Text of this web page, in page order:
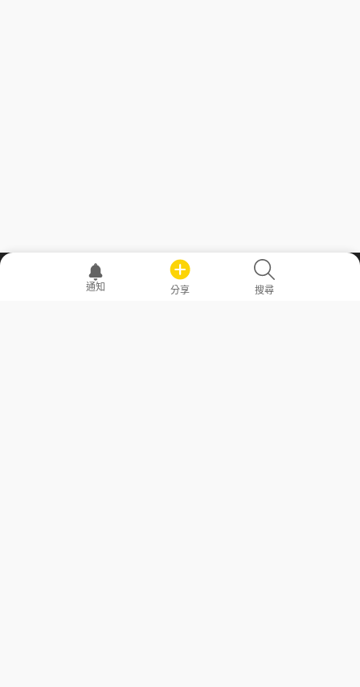
職場透明化運動
通知 分享 搜尋